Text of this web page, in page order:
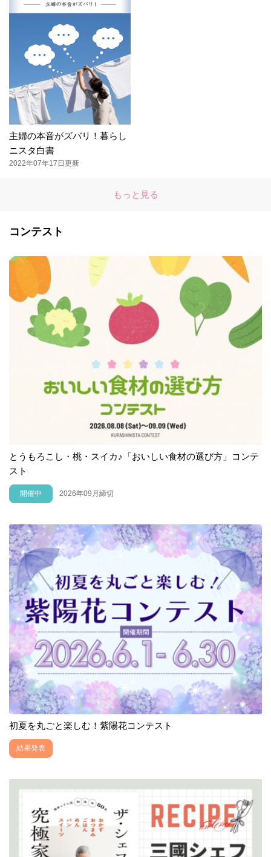
主婦の本音がズバリ！暮らし
ニスタ白書
2022年07年17日更新
もっと見る
コンテスト
とうもろこし・桃・スイカ♪「おいしい食材の選び方」コンテ
スト
開催中 2026年09月締切
初夏を丸ごと楽しむ！紫陽花コンテスト
結果発表